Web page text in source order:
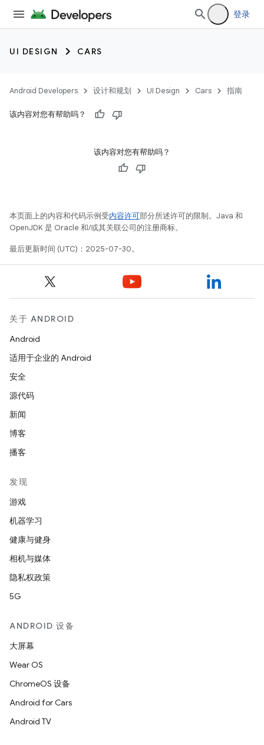
登录
UI DESIGN CARS
Android Developers 设计和规划 UI Design Cars 指南
该内容对您有帮助吗？
该内容对您有帮助吗？
本页面上的内容和代码示例受内容许可部分所述许可的限制。Java 和
OpenJDK 是 Oracle 和/或其关联公司的注册商标。
最后更新时间 (UTC)：2025-07-30。
关于 ANDROID
Android
适用于企业的 Android
安全
源代码
新闻
博客
播客
发现
游戏
机器学习
健康与健身
相机与媒体
隐私权政策
5G
ANDROID 设备
大屏幕
Wear OS
ChromeOS 设备
Android for Cars
Android TV